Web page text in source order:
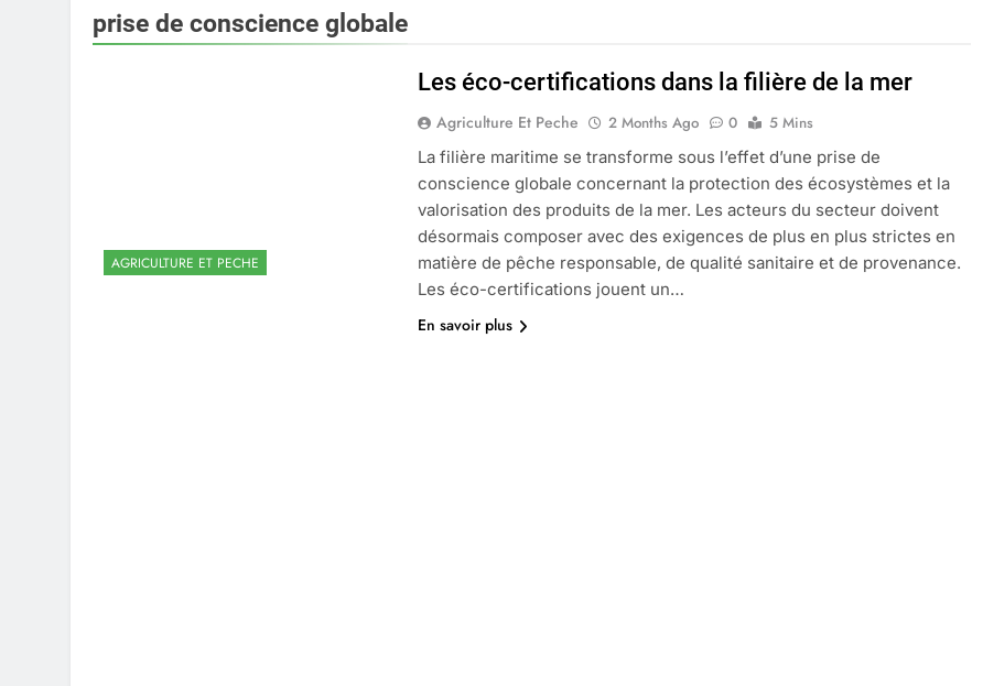
prise de conscience globale
AGRICULTURE ET PECHE
Les éco-certifications dans la filière de la mer
Agriculture Et Peche 2 Months Ago 0
5 Mins
La filière maritime se transforme sous l’effet d’une prise de
conscience globale concernant la protection des écosystèmes et la
valorisation des produits de la mer. Les acteurs du secteur doivent
désormais composer avec des exigences de plus en plus strictes en
matière de pêche responsable, de qualité sanitaire et de provenance.
Les éco-certifications jouent un…
En savoir plus